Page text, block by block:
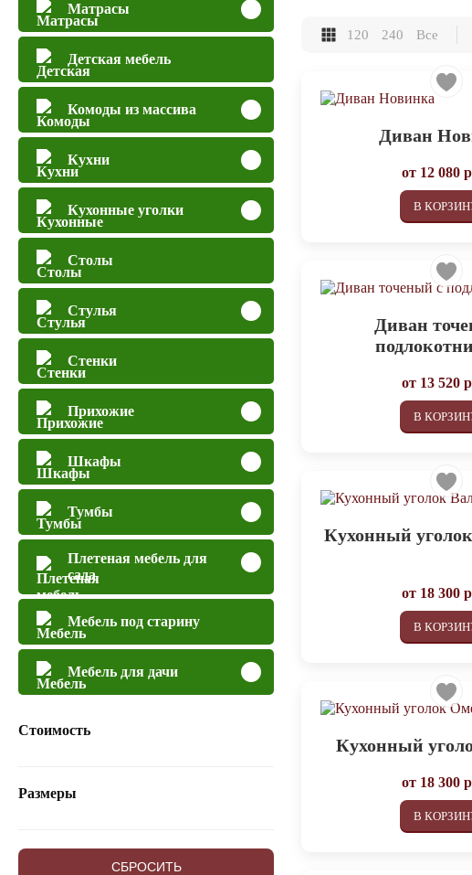
Матрасы
Детская мебель
Комоды из массива
Кухни
Кухонные уголки
Столы
Стулья
Стенки
Прихожие
Шкафы
Тумбы
Плетеная мебель для
сада
Мебель под старину
Мебель для дачи
Стоимость
Размеры
СБРОСИТЬ
120 240 Все
Диван
от 12 080
В
Диван
от 13 520
В
Кухонный
от 18 300
В
Кухонный
от 18 300
В